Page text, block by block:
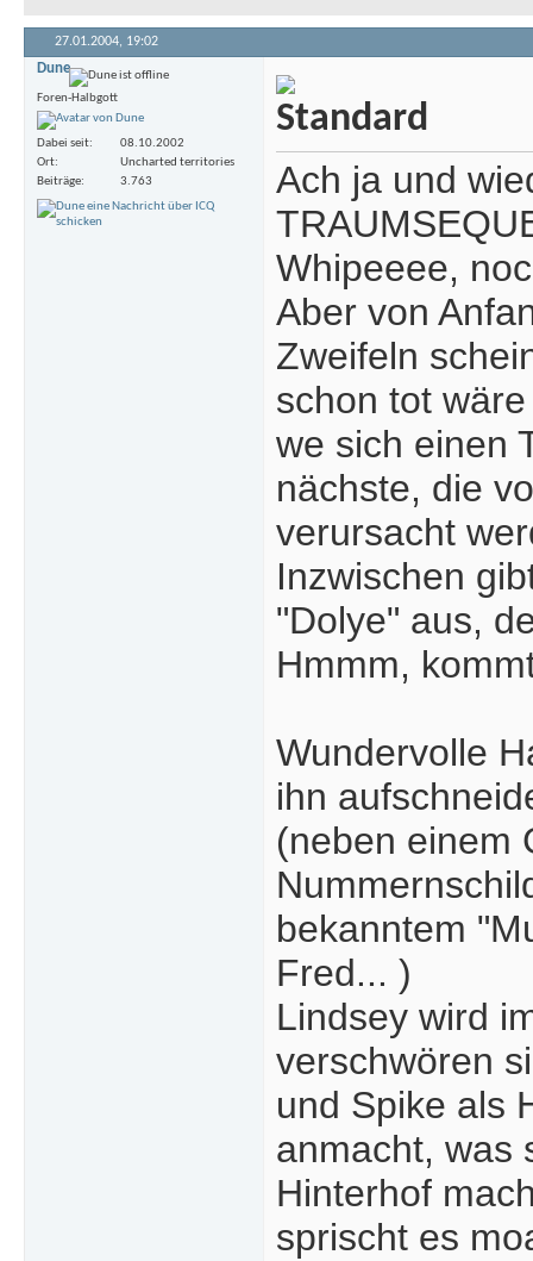
27.01.2004, 19:02
Dune
Foren-Halbgott
Dabei seit
08.10.2002
Ort
Uncharted territories
Beiträge
3.763
Ach ja und
Whipeeee,
Aber von
Zweifeln
schon tot
we sich einen
nächste, die
verursacht
Inzwischen
"Dolye" aus,
Hmmm,
Wundervolle
ihn
(neben einem
bekanntem
Fred... )
Lindsey wird
verschwören
und Spike als
anmacht, was
Hinterhof
sprischt es